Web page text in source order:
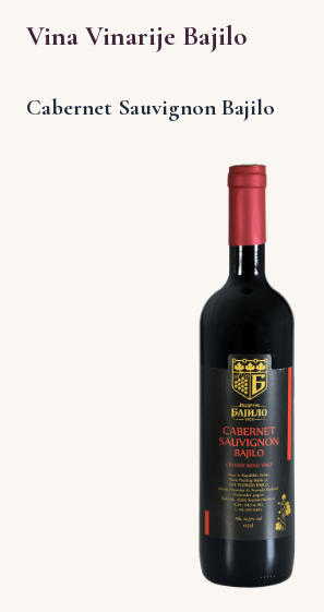
Vina Vinarije Bajilo
Cabernet Sauvignon Bajilo